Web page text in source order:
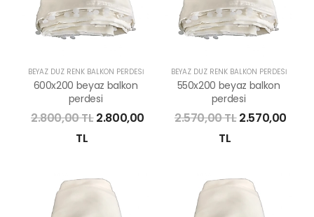
BEYAZ DÜZ RENK BALKON PERDESI
600x200 beyaz balkon
perdesi
2.800,00 TL2.800,00
TL
BEYAZ DÜZ RENK BALKON PERDESI
550x200 beyaz balkon
perdesi
2.570,00 TL2.570,00
TL